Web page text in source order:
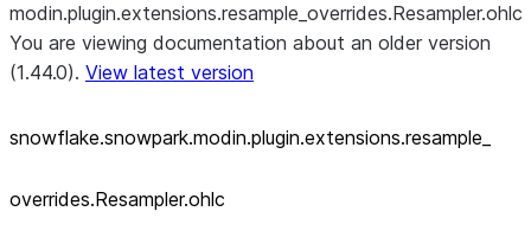
modin.plugin.extensions.resample_overrides.Resampler.ohlc
You are viewing documentation about an older version
(1.44.0). View latest version
snowflake.snowpark.modin.plugin.extensions.resample_
overrides.Resampler.ohlc